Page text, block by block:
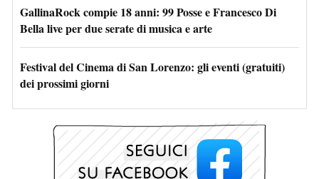
GallinaRock compie 18 anni: 99 Posse e Francesco Di
Bella live per due serate di musica e arte
Festival del Cinema di San Lorenzo: gli eventi (gratuiti)
dei prossimi giorni